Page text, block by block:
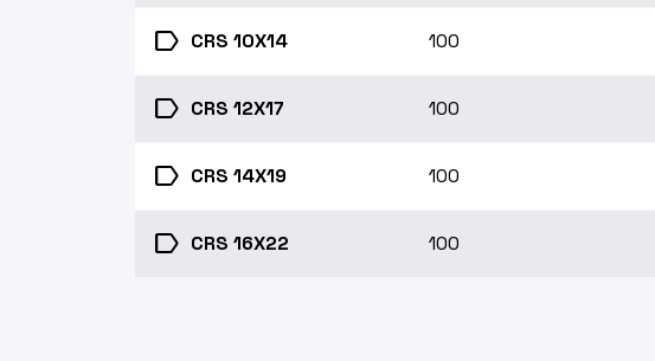
label CRS 10X14 100
label CRS 12X17 100
label CRS 14X19 100
label CRS 16X22 100